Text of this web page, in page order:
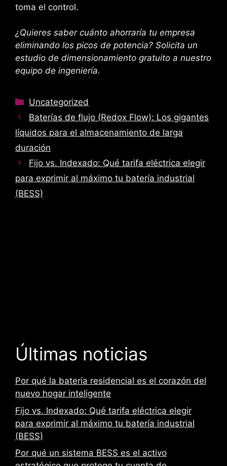
toma el control.
¿Quieres saber cuánto ahorraría tu empresa
eliminando los picos de potencia? Solicita un
estudio de dimensionamiento gratuito a nuestro
equipo de ingeniería.
Categorías
Uncategorized
Baterías de flujo (Redox Flow): Los gigantes
líquidos para el almacenamiento de larga
duración
Fijo vs. Indexado: Qué tarifa eléctrica elegir
para exprimir al máximo tu batería industrial
(BESS)
Últimas noticias
Por qué la batería residencial es el corazón del
nuevo hogar inteligente
Fijo vs. Indexado: Qué tarifa eléctrica elegir
para exprimir al máximo tu batería industrial
(BESS)
Por qué un sistema BESS es el activo